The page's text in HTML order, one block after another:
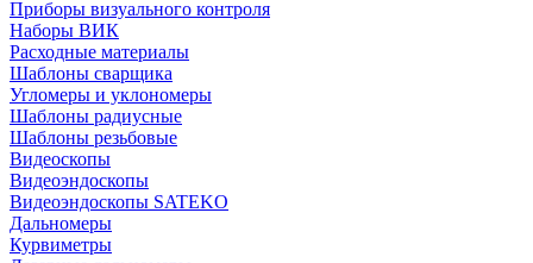
Приборы визуального контроля
Наборы ВИК
Расходные материалы
Шаблоны сварщика
Угломеры и уклономеры
Шаблоны радиусные
Шаблоны резьбовые
Видеоскопы
Видеоэндоскопы
Видеоэндоскопы SATEKO
Дальномеры
Курвиметры